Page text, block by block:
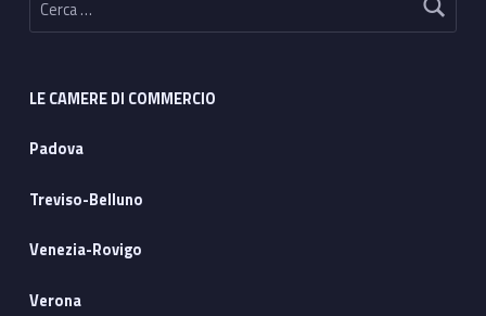
LE CAMERE DI COMMERCIO
Padova
Treviso-Belluno
Venezia-Rovigo
Verona